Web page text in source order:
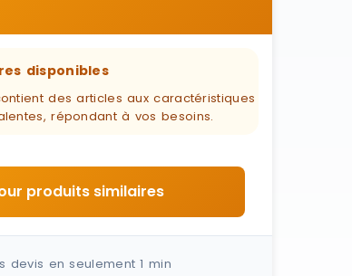
disponibles
des articles aux caractéristiques
répondant à vos besoins.
produits similaires
devis en seulement 1 min